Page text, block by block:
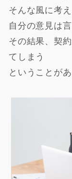
そんな風に考え
自分の意見は
その結果、契
てしまう
ということが